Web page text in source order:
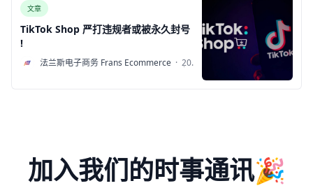
文章
TikTok Shop 严打违规者或被永久封号
!
F 法兰斯电子商务 Frans Ecommerce · 2022
年7
加入我们的时事通讯🎉